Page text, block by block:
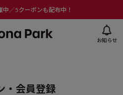
／5クーポンも配布中！
お知らせ
・会員登録